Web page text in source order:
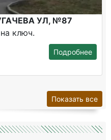
УЛ, №87
ключ.
Подробнее
Показать все